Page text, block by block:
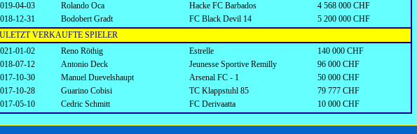
04-03
Rolando Oca Hacke FC Barbados
4 568 000 CHF
12-31
Bodobert Gradt FC Black Devil 14
5 200 000 CHF
VERKAUFTE SPIELER
01-02
Reno Röthig Estrelle
140 000 CHF
07-12
Antonio Deck Jeunesse Sportive Remilly
96 000 CHF
10-30
Manuel Duevelshaupt Arsenal FC - 1
50 000 CHF
10-28
Guarino Cobisi TC Klappstuhl 85
79 777 CHF
05-10
Cedric Schmitt FC Derivaatta 10 000 CHF